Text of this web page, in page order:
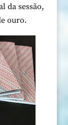
da sessão,
ouro.